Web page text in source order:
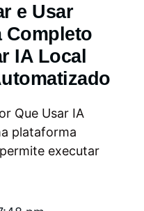
e Usar
Completo
IA Local
Que Usar IA
plataforma
executar